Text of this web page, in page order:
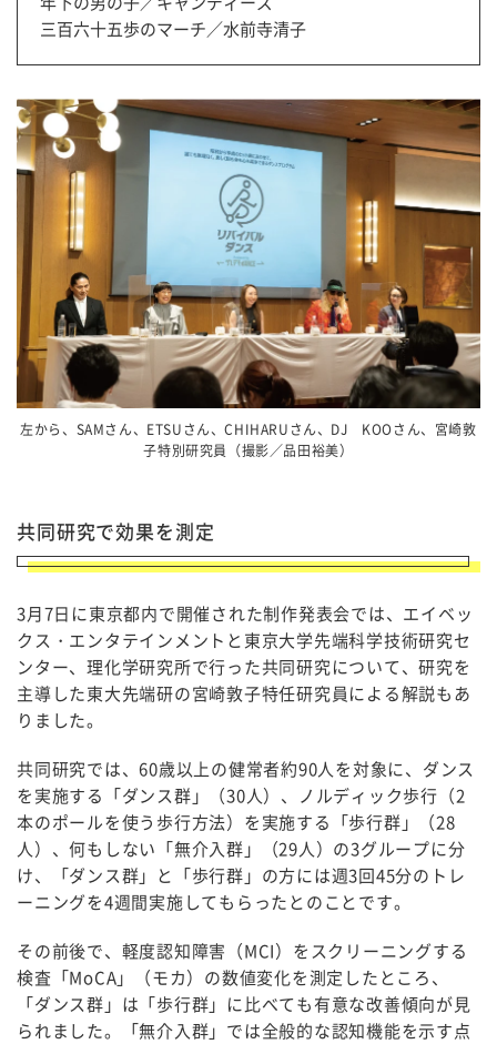
三百六十五歩のマーチ／水前寺清子
左から、SAMさん、ETSUさん、CHIHARUさん、DJ KOOさん、宮崎敦
子特別研究員（撮影／品田裕美）
共同研究で効果を測定
3月7日に東京都内で開催された制作発表会では、エイベッ
クス・エンタテインメントと東京大学先端科学技術研究セ
ンター、理化学研究所で行った共同研究について、研究を
主導した東大先端研の宮崎敦子特任研究員による解説もあ
りました。
共同研究では、60歳以上の健常者約90人を対象に、ダンス
を実施する「ダンス群」（30人）、ノルディック歩行（2
本のポールを使う歩行方法）を実施する「歩行群」（28
人）、何もしない「無介入群」（29人）の3グループに分
け、「ダンス群」と「歩行群」の方には週3回45分のトレ
ーニングを4週間実施してもらったとのことです。
その前後で、軽度認知障害（MCI）をスクリーニングする
検査「MoCA」（モカ）の数値変化を測定したところ、
「ダンス群」は「歩行群」に比べても有意な改善傾向が見
られました。「無介入群」では全般的な認知機能を示す点